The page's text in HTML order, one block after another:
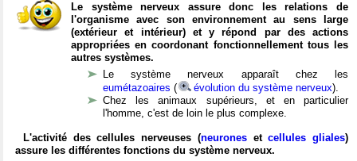
Le système nerveux assure donc les relations de
l'organisme avec son environnement au sens large
(extérieur et intérieur) et y répond par des actions
appropriées en coordonant fonctionnellement tous les
autres systèmes.
Le système nerveux apparaît chez les
eumétazoaires ( évolution du système nerveux).
Chez les animaux supérieurs, et en particulier
l'homme, c'est de loin le plus complexe.
L'activité des cellules nerveuses (neuronesetcellules gliales)
assure les différentes fonctions du système nerveux.